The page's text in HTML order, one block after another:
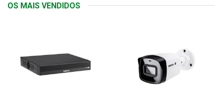
OS MAIS VENDIDOS